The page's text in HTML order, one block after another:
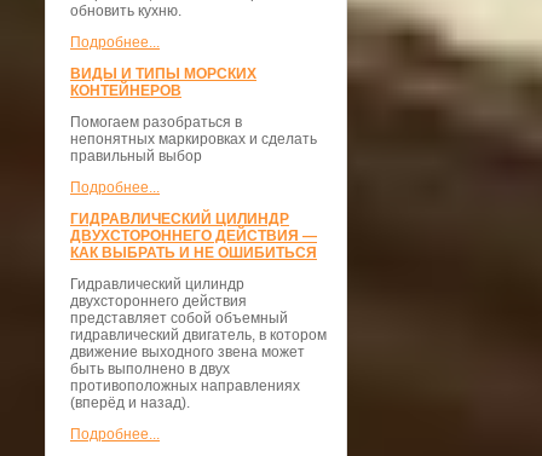
обновить кухню.
Подробнее...
ВИДЫ И ТИПЫ МОРСКИХ
КОНТЕЙНЕРОВ
Помогаем разобраться в
непонятных маркировках и сделать
правильный выбор
Подробнее...
ГИДРАВЛИЧЕСКИЙ ЦИЛИНДР
ДВУХСТОРОННЕГО ДЕЙСТВИЯ —
КАК ВЫБРАТЬ И НЕ ОШИБИТЬСЯ
Гидравлический цилиндр
двухстороннего действия
представляет собой объемный
гидравлический двигатель, в котором
движение выходного звена может
быть выполнено в двух
противоположных направлениях
(вперёд и назад).
Подробнее...